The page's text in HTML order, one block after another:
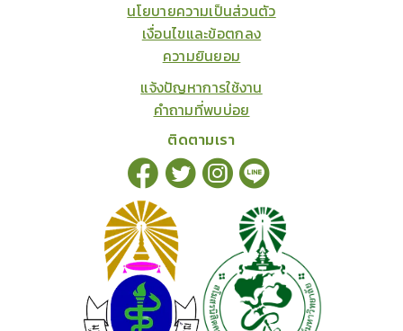
นโยบายความเป็นส่วนตัว
เงื่อนไขและข้อตกลง
ความยินยอม
แจ้งปัญหาการใช้งาน
คำถามที่พบบ่อย
ติดตามเรา